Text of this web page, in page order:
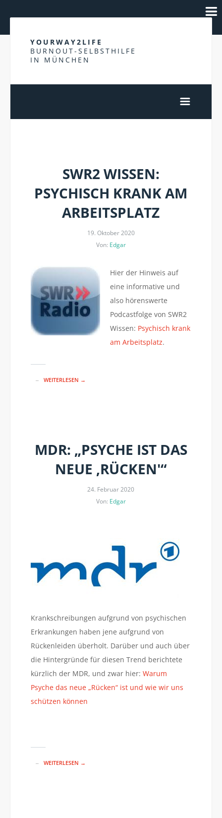
YOURWAY2LIFE
BURNOUT-SELBSTHILFE
IN MÜNCHEN
SWR2 WISSEN:
PSYCHISCH KRANK AM
ARBEITSPLATZ
19. Oktober 2020
Von: Edgar
Hier der Hinweis auf
eine informative und
also hörenswerte
Podcastfolge von SWR2
Wissen: Psychisch krank
am Arbeitsplatz.
WEITERLESEN →
MDR: „PSYCHE IST DAS
NEUE ‚RÜCKEN'“
24. Februar 2020
Von: Edgar
Krankschreibungen aufgrund von psychischen
Erkrankungen haben jene aufgrund von
Rückenleiden überholt. Darüber und auch über
die Hintergründe für diesen Trend berichtete
kürzlich der MDR, und zwar hier: Warum
Psyche das neue „Rücken“ ist und wie wir uns
schützen können
WEITERLESEN →